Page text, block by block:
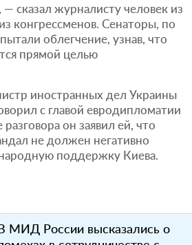
— сказал журналисту человек из
конгрессменов. Сенаторы, по
облегчение, узнав, что
прямой целью
иностранных дел Украины
с главой евродипломатии
он заявил ей, что
не должен негативно
поддержку Киева.
МИД России высказались о